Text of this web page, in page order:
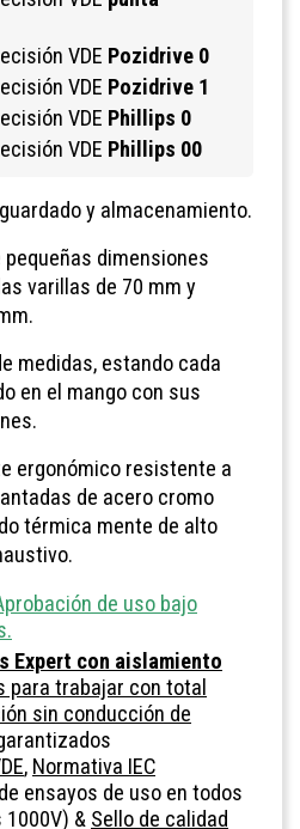
VDE Pozidrive 0
VDE Pozidrive 1
VDE Phillips 0
VDE Phillips 00
y almacenamiento.
pequeñas dimensiones
varillas de 70 mm y
medidas, estando cada
en el mango con sus
ergonómico resistente a
de acero cromo
térmica mente de alto
de uso bajo
Expert con aislamiento
para trabajar con total
sin conducción de
, Normativa IEC
ensayos de uso en todos
& Sello de calidad